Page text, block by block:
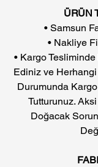
ÜRÜN
• Samsun
• Nakliye
• Kargo
Ediniz ve
Durumunda
Tutturunuz.
Doğacak